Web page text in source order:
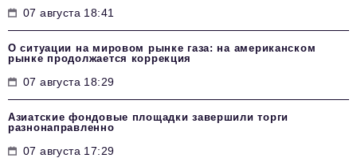
07 августа 18:41
О ситуации на мировом рынке газа: на американском
рынке продолжается коррекция
07 августа 18:29
Азиатские фондовые площадки завершили торги
разнонаправленно
07 августа 17:29